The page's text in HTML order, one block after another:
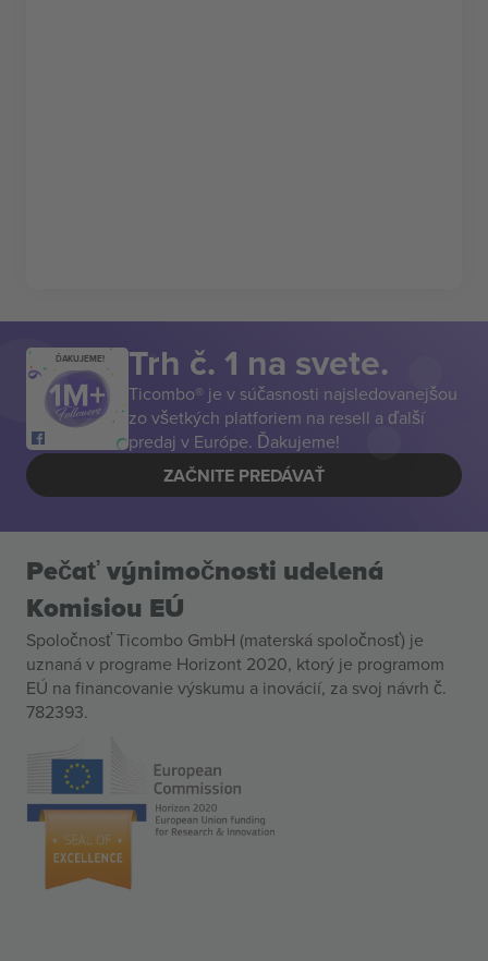
ĎAKUJEME! Trh č. 1 na svete.
Ticombo® je v súčasnosti najsledovanejšou
zo všetkých platforiem na resell a ďalší
predaj v Európe. Ďakujeme!
ZAČNITE PREDÁVAŤ
Pečať výnimočnosti udelená
Komisiou EÚ
Spoločnosť Ticombo GmbH (materská spoločnosť) je
uznaná v programe Horizont 2020, ktorý je programom
EÚ na financovanie výskumu a inovácií, za svoj návrh č.
782393.